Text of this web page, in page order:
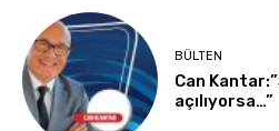
BÜLTEN
Can
açılıyorsa…”